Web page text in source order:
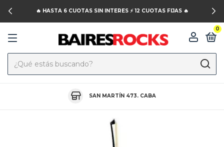
🔥 HASTA 6 CUOTAS SIN INTERES ⚡️ 12 CUOTAS FIJAS 🔥
0
SAN MARTÍN 473. CABA